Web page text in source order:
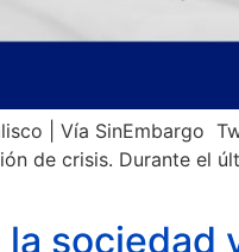
| Vía SinEmbargo
de crisis. Durante el
sociedad